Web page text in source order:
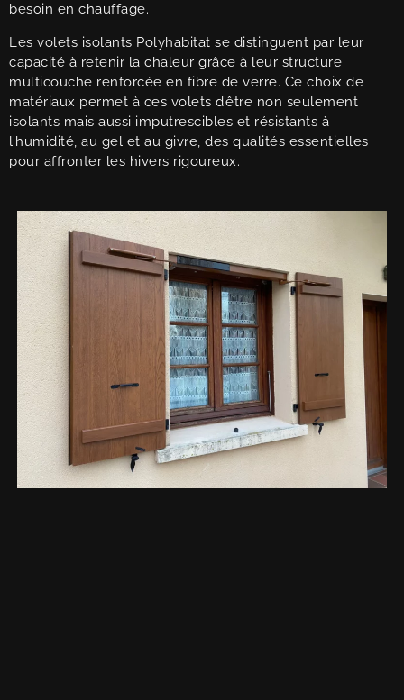
besoin en chauffage.
Les volets isolants Polyhabitat se distinguent par leur
capacité à retenir la chaleur grâce à leur structure
multicouche renforcée en fibre de verre. Ce choix de
matériaux permet à ces volets d’être non seulement
isolants mais aussi imputrescibles et résistants à
l’humidité, au gel et au givre, des qualités essentielles
pour affronter les hivers rigoureux.